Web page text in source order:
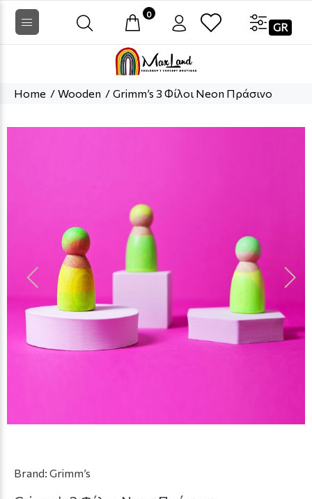
0
GR
Home Wooden Grimm’s 3 Φίλοι Neon Πράσινο
Brand: Grimm’s